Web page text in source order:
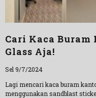
Cari Kaca
Glass Aja!
Sel 9/7/2024
Lagi mencari kaca buram
menggunakan sandblast